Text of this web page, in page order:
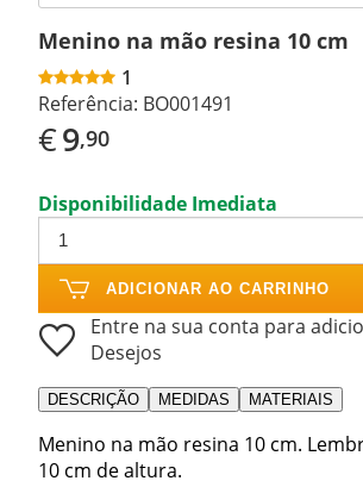
Menino na mão resina 10 cm
1
Referência: BO001491
€9,90
Disponibilidade Imediata
ADICIONAR AO CARRINHO
Entre na sua conta para
Desejos
DESCRIÇÃO MEDIDAS MATERIAIS
Menino na mão resina 10 cm.
10 cm de altura.